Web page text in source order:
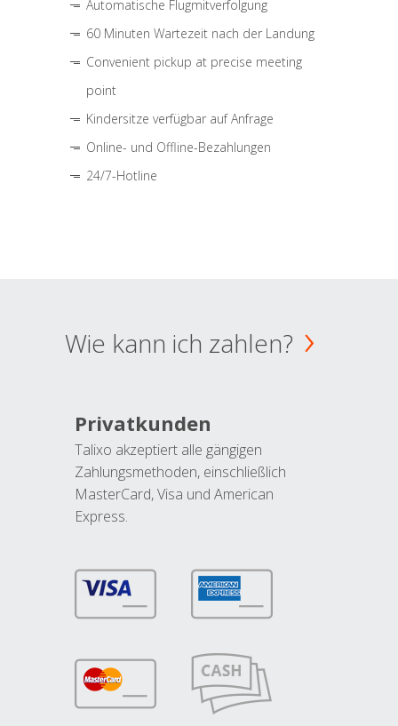
Automatische Flugmitverfolgung
60 Minuten Wartezeit nach der Landung
Convenient pickup at precise meeting
point
Kindersitze verfügbar auf Anfrage
Online- und Offline-Bezahlungen
24/7-Hotline
Wie kann ich zahlen?
Privatkunden
Talixo akzeptiert alle gängigen
Zahlungsmethoden, einschließlich
MasterCard, Visa und American
Express.